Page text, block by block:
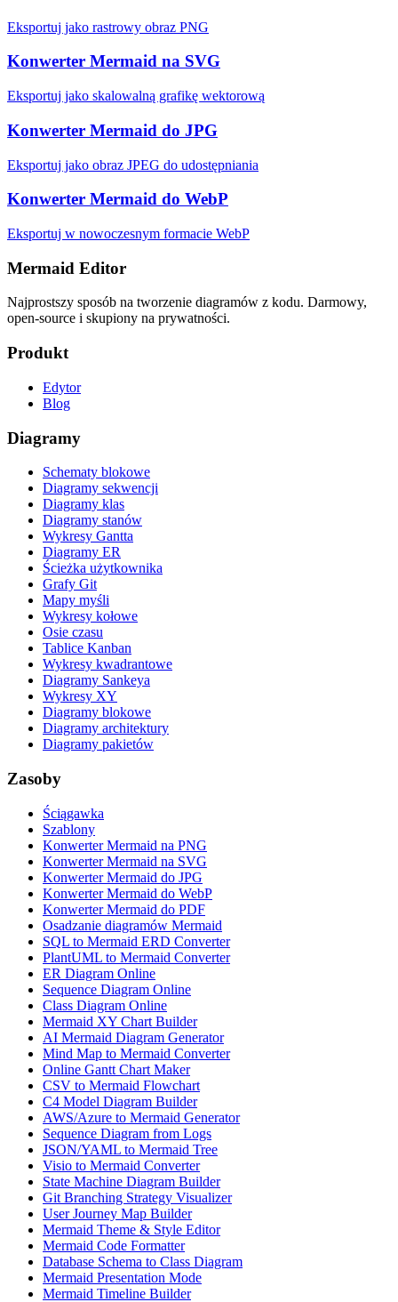
Eksportuj jako rastrowy obraz PNG
Konwerter Mermaid na SVG
Eksportuj jako skalowalną grafikę wektorową
Konwerter Mermaid do JPG
Eksportuj jako obraz JPEG do udostępniania
Konwerter Mermaid do WebP
Eksportuj w nowoczesnym formacie WebP
Mermaid Editor
Najprostszy sposób na tworzenie diagramów z kodu. Darmowy,
open-source i skupiony na prywatności.
Produkt
Edytor
Blog
Diagramy
Schematy blokowe
Diagramy sekwencji
Diagramy klas
Diagramy stanów
Wykresy Gantta
Diagramy ER
Ścieżka użytkownika
Grafy Git
Mapy myśli
Wykresy kołowe
Osie czasu
Tablice Kanban
Wykresy kwadrantowe
Diagramy Sankeya
Wykresy XY
Diagramy blokowe
Diagramy architektury
Diagramy pakietów
Zasoby
Ściągawka
Szablony
Konwerter Mermaid na PNG
Konwerter Mermaid na SVG
Konwerter Mermaid do JPG
Konwerter Mermaid do WebP
Konwerter Mermaid do PDF
Osadzanie diagramów Mermaid
SQL to Mermaid ERD Converter
PlantUML to Mermaid Converter
ER Diagram Online
Sequence Diagram Online
Class Diagram Online
Mermaid XY Chart Builder
AI Mermaid Diagram Generator
Mind Map to Mermaid Converter
Online Gantt Chart Maker
CSV to Mermaid Flowchart
C4 Model Diagram Builder
AWS/Azure to Mermaid Generator
Sequence Diagram from Logs
JSON/YAML to Mermaid Tree
Visio to Mermaid Converter
State Machine Diagram Builder
Git Branching Strategy Visualizer
User Journey Map Builder
Mermaid Theme & Style Editor
Mermaid Code Formatter
Database Schema to Class Diagram
Mermaid Presentation Mode
Mermaid Timeline Builder